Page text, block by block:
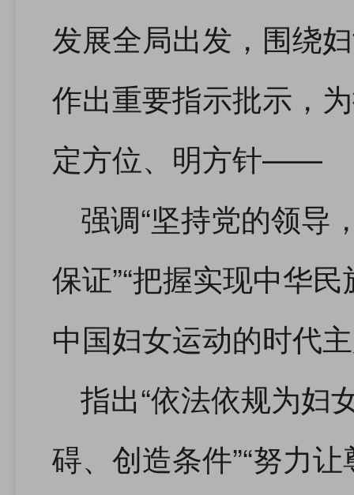
发展全局出发，围绕
作出重要指示批示，
定方位、明方针——
强调“坚持党的领导
保证”“把握实现中华
中国妇女运动的时代
指出“依法依规为妇
碍、创造条件”“努力